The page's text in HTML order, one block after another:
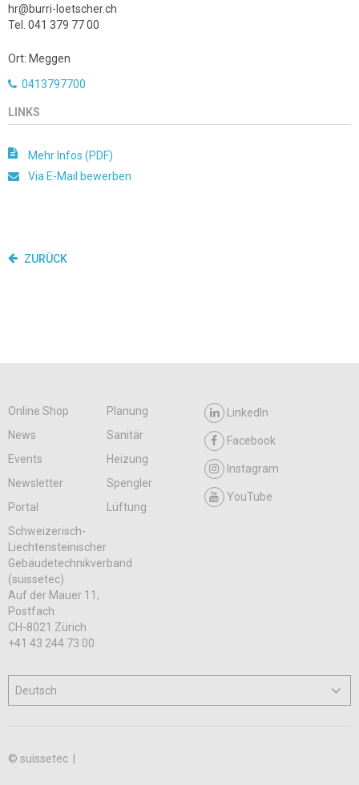
hr@burri-loetscher.ch
Tel. 041 379 77 00
Ort: Meggen
0413797700
LINKS
Mehr Infos (PDF)
Via E-Mail bewerben
ZURÜCK
Online Shop
Planung
News
Sanitär
Events
Heizung
Newsletter
Spengler
Portal
Lüftung
LinkedIn
Facebook
Instagram
YouTube
Schweizerisch-
Liechtensteinischer
Gebäudetechnikverband
(suissetec)
Auf der Mauer 11,
Postfach
CH-8021 Zürich
+41 43 244 73 00
© suissetec |